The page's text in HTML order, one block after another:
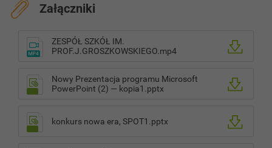
Załączniki
ZESPÓŁ SZKÓŁ IM.
PROF.J.GROSZKOWSKIEGO.mp4
Nowy Prezentacja programu Microsoft
PowerPoint (2) — kopia1.pptx
konkurs nowa era, SPOT1.pptx